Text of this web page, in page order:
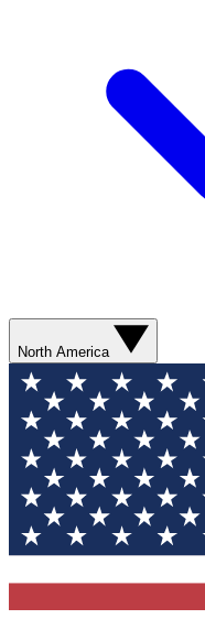
North America